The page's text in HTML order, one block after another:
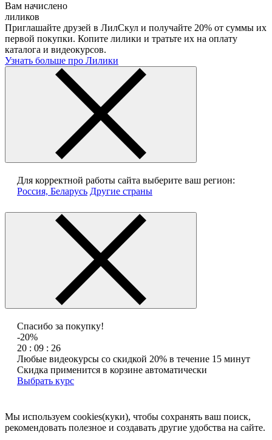
Вам начислено
лиликов
Приглашайте друзей в ЛилСкул и получайте 20% от суммы их
первой покупки. Копите лилики и тратьте их на оплату
каталога и видеокурсов.
Узнать больше про Лилики
Для корректной работы сайта выберите ваш регион:
Россия, Беларусь Другие страны
Спасибо за покупку!
-20%
20 : 09 : 26
Любые видеокурсы со скидкой 20% в течение 15 минут
Скидка применится в корзине автоматически
Выбрать курс
Мы используем cookies(куки), чтобы сохранять ваш поиск,
рекомендовать полезное и создавать другие удобства на сайте.